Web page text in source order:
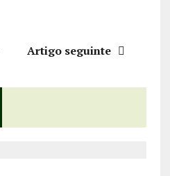
Artigo seguinte